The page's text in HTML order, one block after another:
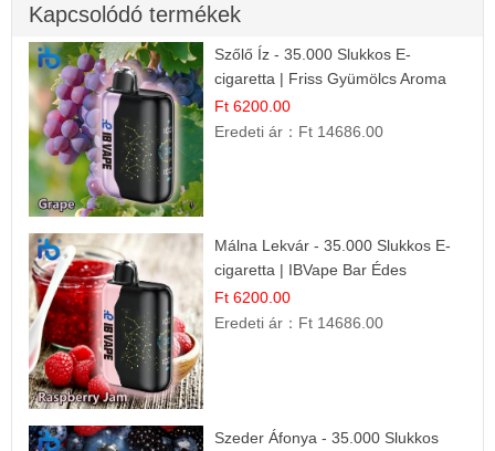
Kapcsolódó termékek
Szőlő Íz - 35.000 Slukkos E-
cigaretta | Friss Gyümölcs Aroma
Ft 6200.00
Eredeti ár： Ft 14686.00
Málna Lekvár - 35.000 Slukkos E-
cigaretta | IBVape Bar Édes
Gyümölcs Íz
Ft 6200.00
Eredeti ár： Ft 14686.00
Szeder Áfonya - 35.000 Slukkos